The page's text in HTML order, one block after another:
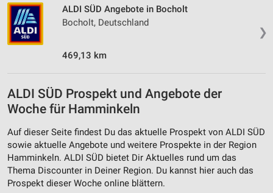
❯
ALDI SÜD Angebote in Bocholt
Bocholt, Deutschland
469,13 km
ALDI SÜD Prospekt und Angebote der
Woche für Hamminkeln
Auf dieser Seite findest Du das aktuelle Prospekt von ALDI SÜD
sowie aktuelle Angebote und weitere Prospekte in der Region
Hamminkeln. ALDI SÜD bietet Dir Aktuelles rund um das
Thema Discounter in Deiner Region. Du kannst hier auch das
Prospekt dieser Woche online blättern.